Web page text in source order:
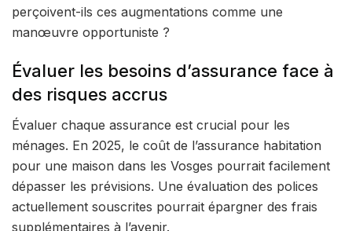
perçoivent-ils ces augmentations comme une
manœuvre opportuniste ?
Évaluer les besoins d’assurance face à
des risques accrus
Évaluer chaque assurance est crucial pour les
ménages. En 2025, le coût de l’assurance habitation
pour une maison dans les Vosges pourrait facilement
dépasser les prévisions. Une évaluation des polices
actuellement souscrites pourrait épargner des frais
supplémentaires à l’avenir.